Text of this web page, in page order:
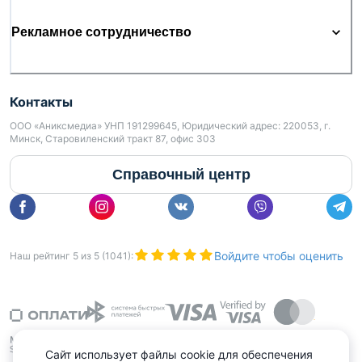
193750826 | Лицензия: № 02240/484 выдана МЮ
0004913
Рекламное сотрудничество
Контакты
ООО «Аниксмедиа» УНП 191299645, Юридический адрес: 220053, г.
Минск, Старовиленский тракт 87, офис 303
Справочный центр
Наш рейтинг 5 из 5 (1041 ): Войдите чтобы оценить
Сайт использует файлы cookie для обеспечения